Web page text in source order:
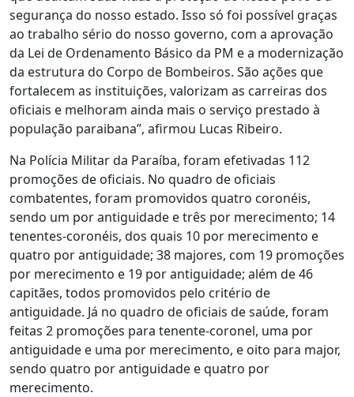
segurança do nosso estado. Isso só foi possível graças
ao trabalho sério do nosso governo, com a aprovação
da Lei de Ordenamento Básico da PM e a modernização
da estrutura do Corpo de Bombeiros. São ações que
fortalecem as instituições, valorizam as carreiras dos
oficiais e melhoram ainda mais o serviço prestado à
população paraibana”, afirmou Lucas Ribeiro.
Na Polícia Militar da Paraíba, foram efetivadas 112
promoções de oficiais. No quadro de oficiais
combatentes, foram promovidos quatro coronéis,
sendo um por antiguidade e três por merecimento; 14
tenentes-coronéis, dos quais 10 por merecimento e
quatro por antiguidade; 38 majores, com 19 promoções
por merecimento e 19 por antiguidade; além de 46
capitães, todos promovidos pelo critério de
antiguidade. Já no quadro de oficiais de saúde, foram
feitas 2 promoções para tenente-coronel, uma por
antiguidade e uma por merecimento, e oito para major,
sendo quatro por antiguidade e quatro por
merecimento.